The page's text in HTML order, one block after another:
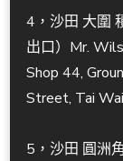
4，沙田 大圍
出口）Mr.
Shop 44,
Street, Tai
5，沙田 圓洲